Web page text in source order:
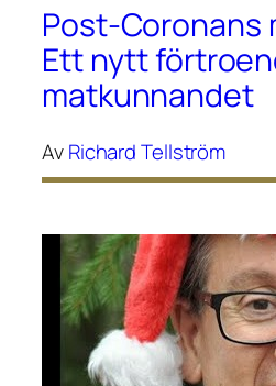
Post-Coronans
Ett nytt
matkunnandet
AvRichard Tellström